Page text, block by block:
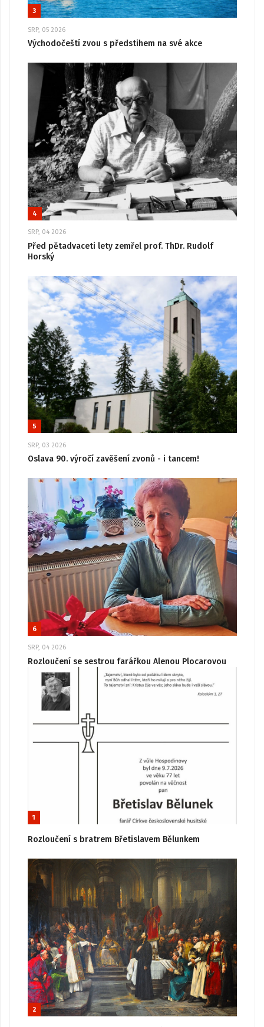
3
SRP, 05 2026
Východočeští zvou s předstihem na své akce
4
SRP, 04 2026
Před pětadvaceti lety zemřel prof. ThDr. Rudolf
Horský
5
SRP, 03 2026
Oslava 90. výročí zavěšení zvonů - i tancem!
6
SRP, 04 2026
Rozloučení se sestrou farářkou Alenou Plocarovou
1
Rozloučení s bratrem Břetislavem Bělunkem
2